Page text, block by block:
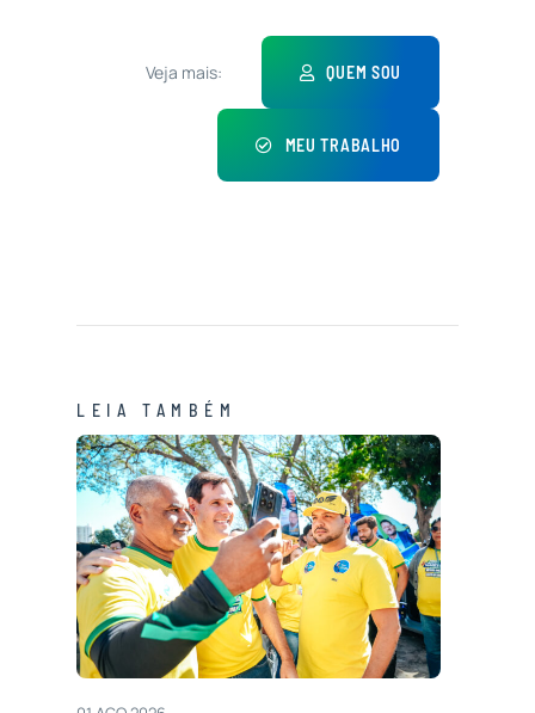
Veja mais: QUEM SOU
MEU TRABALHO
LEIA TAMBÉM